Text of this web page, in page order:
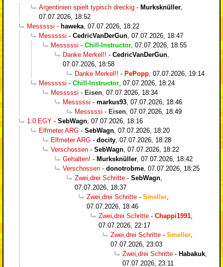
Argentinien spielt typisch dreckig - Murksknüller
07.07.2026, 18:52
Messsssi - haweka 07.07.2026, 18:22
Messsssi - CedricVanDerGun 07.07.2026, 18:47
Messsssi - Chill-Instructor 07.07.2026, 18:55
Danke Merkel!! - CedricVanDerGun
07.07.2026, 18:58
Danke Merkel!! - PePopp 07.07.2026, 19:14
Messsssi - Chill-Instructor 07.07.2026, 18:24
Messsssi - Eisen 07.07.2026, 18:34
Messsssi - markus93 07.07.2026, 18:46
Messsssi - Eisen 07.07.2026, 18:49
1:0 EGY - SebWagn 07.07.2026, 18:16
Elfmeter ARG - SebWagn 07.07.2026, 18:20
Elfmeter ARG - docity 07.07.2026, 18:28
Verschossen - SebWagn 07.07.2026, 18:22
Gehalten! - Murksknüller 07.07.2026, 18:42
Verschossen - donotrobme 07.07.2026, 18:25
Zwei,drei Schritte - SebWagn
07.07.2026, 18:37
Zwei,drei Schritte - Smeller
07.07.2026, 18:46
Zwei,drei Schritte - Chappi1991
07.07.2026, 22:17
Zwei,drei Schritte - Smeller
07.07.2026, 23:03
Zwei,drei Schritte - Habakuk
07.07.2026, 23:11